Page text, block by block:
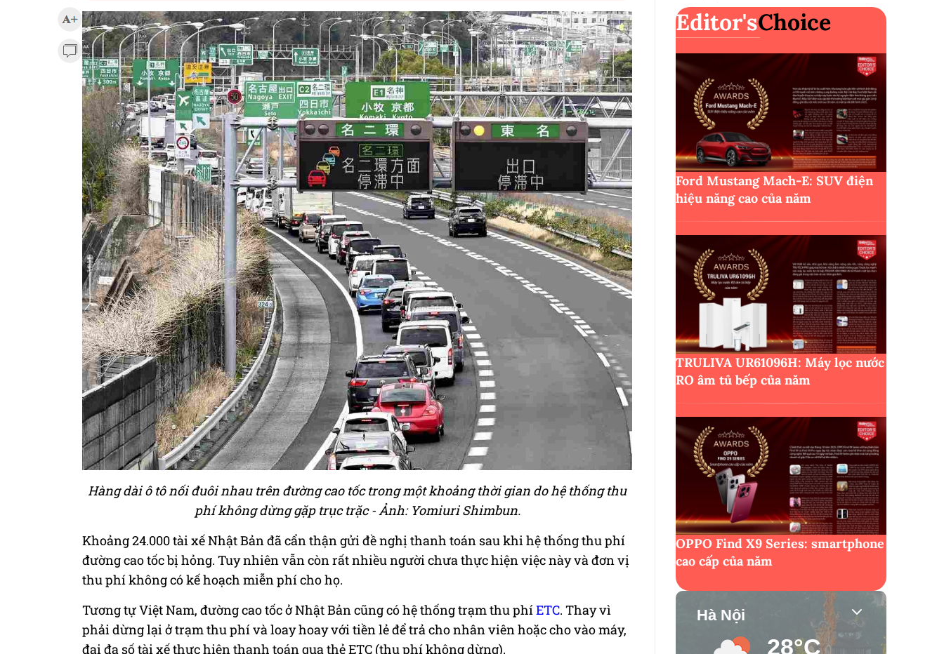
Hàng dài ô tô nối đuôi nhau trên đường cao tốc trong một khoảng thời gian do hệ thống thu
phí không dừng gặp trục trặc - Ảnh: Yomiuri Shimbun.
Khoảng 24.000 tài xế Nhật Bản đã cẩn thận gửi đề nghị thanh toán sau khi hệ thống thu phí
đường cao tốc bị hỏng. Tuy nhiên vẫn còn rất nhiều người chưa thực hiện việc này và đơn vị
thu phí không có kế hoạch miễn phí cho họ.
Tương tự Việt Nam, đường cao tốc ở Nhật Bản cũng có hệ thống trạm thu phíETC. Thay vì
phải dừng lại ở trạm thu phí và loay hoay với tiền lẻ để trả cho nhân viên hoặc cho vào máy,
đại đa số tài xế thực hiện thanh toán qua thẻ ETC (thu phí không dừng).
Editor'sChoice
Ford Mustang Mach-E: SUV điện
hiệu năng cao của năm
TRULIVA UR61096H: Máy lọc nước
RO âm tủ bếp của năm
OPPO Find X9 Series: smartphone
cao cấp của năm
Hà Nội
28°C